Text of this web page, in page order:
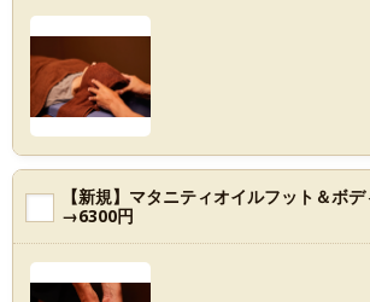
【新規】マタニティオイルフット＆ボ
→6300円